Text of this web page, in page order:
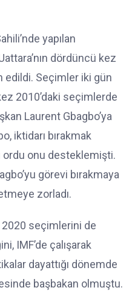
yapılan
dördüncü kez
edildi. Seçimler iki gün
2010’daki seçimlerde
Laurent Gbagbo’ya
iktidarı bırakmak
ordu onu desteklemişti.
görevi bırakmaya
zorladı.
2020 seçimlerini de
IMF’de çalışarak
dayattığı dönemde
başbakan olmuştu.